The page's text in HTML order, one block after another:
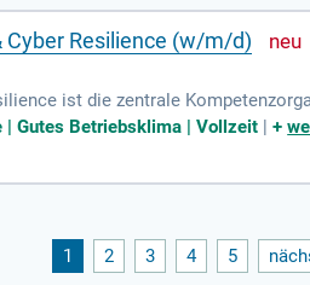
Cyber Resilience (w/m/d)
ist die zentrale
MDS Engineerings.
Gutes Betriebsklima | Vollzeit |+
1 2 3 4 5